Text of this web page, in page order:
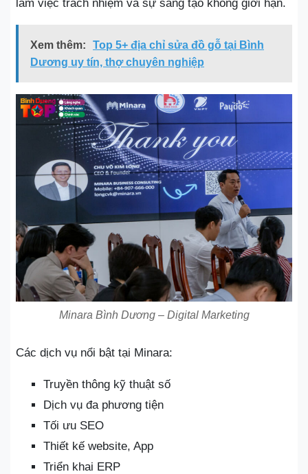
làm việc trách nhiệm và sự sáng tạo không giới hạn.
Xem thêm:
Top 5+ địa chỉ sửa đồ gỗ tại Bình
Dương uy tín, thợ chuyên nghiệp
Minara Bình Dương – Digital Marketing
Các dịch vụ nổi bật tại Minara:
Truyền thông kỹ thuật số
Dịch vụ đa phương tiện
Tối ưu SEO
Thiết kế website, App
Triển khai ERP